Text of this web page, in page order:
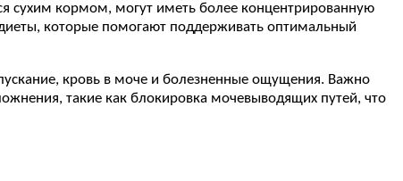
сухим кормом, могут иметь более концентрированную
которые помогают поддерживать оптимальный
кровь в моче и болезненные ощущения. Важно
такие как блокировка мочевыводящих путей, что